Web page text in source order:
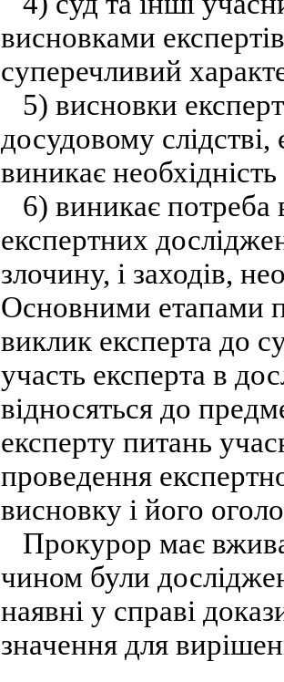
висновками
суперечливий
5) висновки
досудовому
виникає
6) виникає потреба
експертних
злочину, і заходів,
Основними етапами
виклик експерта до
участь експерта в
відносяться до
експерту питань
проведення
висновку і його
Прокурор має
чином були
наявні у справі
значення для